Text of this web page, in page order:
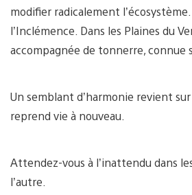
modifier radicalement
l’Inclémence. Dans les Plaines du
accompagnée de tonnerre, connue
Un semblant d’harmonie revient
reprend vie à nouveau.
Attendez-vous à l’inattendu dans
l’autre.